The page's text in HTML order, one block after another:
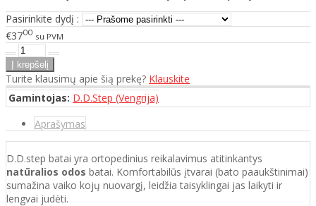
Pasirinkite dydį :
€3700 su PVM
Turite klausimų apie šią prekę? Klauskite
Gamintojas: D.D.Step (Vengrija)
Aprašymas
D.D.step batai yra ortopedinius reikalavimus atitinkantys
natūralios odos batai. Komfortabilūs įtvarai (bato paaukštinimai)
sumažina vaiko kojų nuovargį, leidžia taisyklingai jas laikyti ir
lengvai judėti.